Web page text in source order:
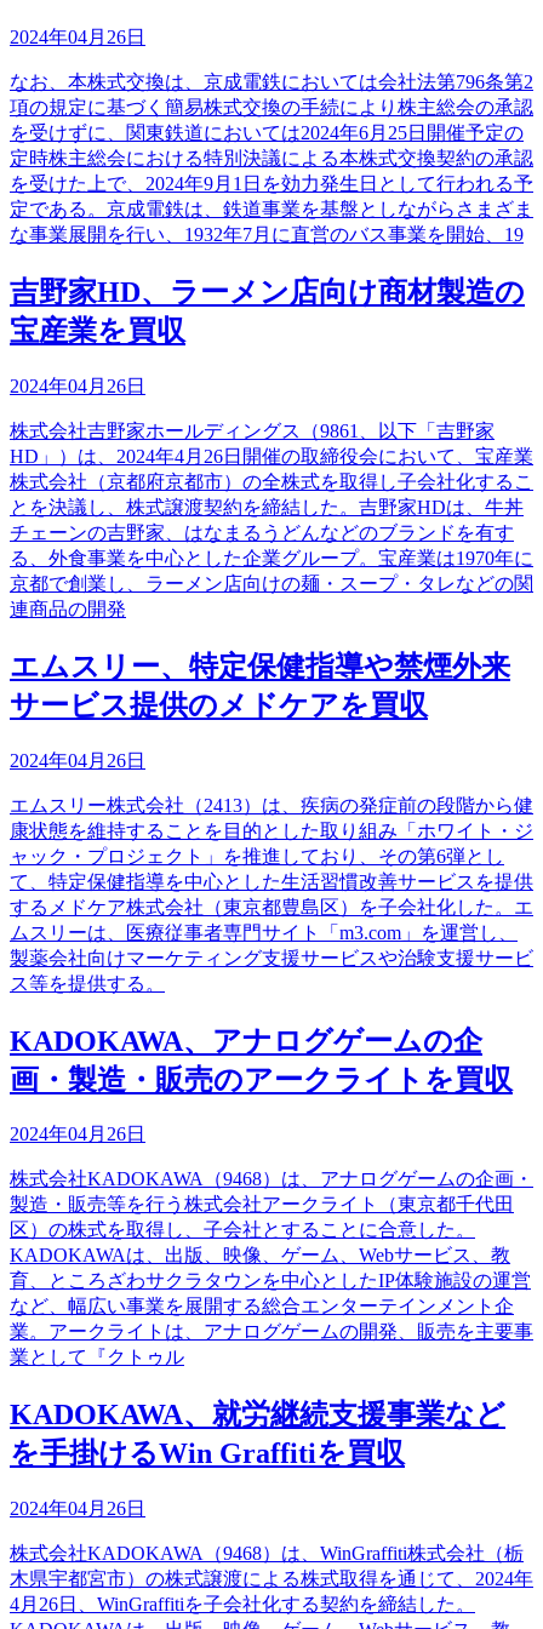
2024年04月26日
なお、本株式交換は、京成電鉄においては会社法第796条第2
項の規定に基づく簡易株式交換の手続により株主総会の承認
を受けずに、関東鉄道においては2024年6月25日開催予定の
定時株主総会における特別決議による本株式交換契約の承認
を受けた上で、2024年9月1日を効力発生日として行われる予
定である。京成電鉄は、鉄道事業を基盤としながらさまざま
な事業展開を行い、1932年7月に直営のバス事業を開始、19
吉野家HD、ラーメン店向け商材製造の
宝産業を買収
2024年04月26日
株式会社吉野家ホールディングス（9861、以下「吉野家
HD」）は、2024年4月26日開催の取締役会において、宝産業
株式会社（京都府京都市）の全株式を取得し子会社化するこ
とを決議し、株式譲渡契約を締結した。吉野家HDは、牛丼
チェーンの吉野家、はなまるうどんなどのブランドを有す
る、外食事業を中心とした企業グループ。宝産業は1970年に
京都で創業し、ラーメン店向けの麺・スープ・タレなどの関
連商品の開発
エムスリー、特定保健指導や禁煙外来
サービス提供のメドケアを買収
2024年04月26日
エムスリー株式会社（2413）は、疾病の発症前の段階から健
康状態を維持することを目的とした取り組み「ホワイト・ジ
ャック・プロジェクト」を推進しており、その第6弾とし
て、特定保健指導を中心とした生活習慣改善サービスを提供
するメドケア株式会社（東京都豊島区）を子会社化した。エ
ムスリーは、医療従事者専門サイト「m3.com」を運営し、
製薬会社向けマーケティング支援サービスや治験支援サービ
ス等を提供する。
KADOKAWA、アナログゲームの企
画・製造・販売のアークライトを買収
2024年04月26日
株式会社KADOKAWA（9468）は、アナログゲームの企画・
製造・販売等を行う株式会社アークライト（東京都千代田
区）の株式を取得し、子会社とすることに合意した。
KADOKAWAは、出版、映像、ゲーム、Webサービス、教
育、ところざわサクラタウンを中心としたIP体験施設の運営
など、幅広い事業を展開する総合エンターテインメント企
業。アークライトは、アナログゲームの開発、販売を主要事
業として『クトゥル
KADOKAWA、就労継続支援事業など
を手掛けるWin Graffitiを買収
2024年04月26日
株式会社KADOKAWA（9468）は、WinGraffiti株式会社（栃
木県宇都宮市）の株式譲渡による株式取得を通じて、2024年
4月26日、WinGraffitiを子会社化する契約を締結した。